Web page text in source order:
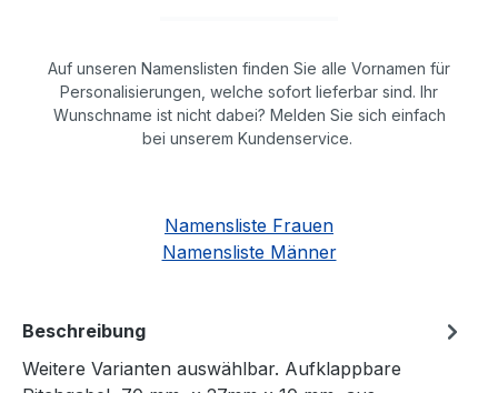
Auf unseren Namenslisten finden Sie alle Vornamen für
Personalisierungen, welche sofort lieferbar sind. Ihr
Wunschname ist nicht dabei? Melden Sie sich einfach
bei unserem Kundenservice.
Namensliste Frauen
Namensliste Männer
Beschreibung
Weitere Varianten auswählbar. Aufklappbare